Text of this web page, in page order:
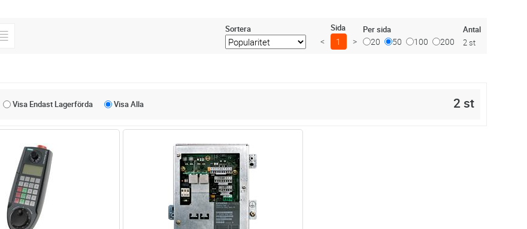
Sortera Sida
< 1 >
Per sida
20 50 100 200
Antal
2 st
Visa Endast Lagerförda VisaAlla 2 st
Lägg i kundvagn ST Lägg i kundvagn